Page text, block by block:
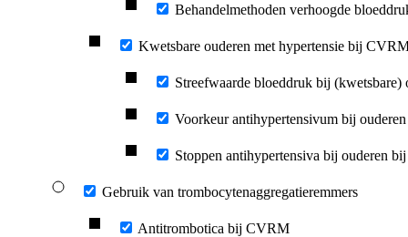
Behandelmethoden verhoogde
Kwetsbare ouderen met hypertensie bij
Streefwaarde bloeddruk bij (kwetsbare)
Voorkeur antihypertensivum bij
Stoppen antihypertensiva bij ouderen
Gebruik van trombocytenaggregatieremmers
Antitrombotica bij CVRM